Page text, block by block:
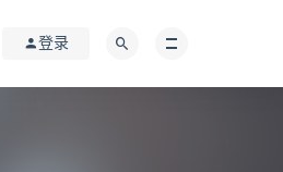
登录